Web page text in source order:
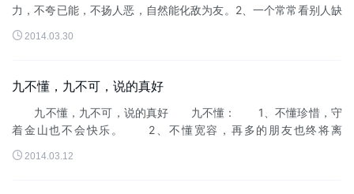
力，不夸已能，不扬人恶，自然能化敌为友。2、一个常常看别人缺
点的人，自己本身就不够好，因为他没有时间检讨他自己。3、是非
天天有，不听自然无，是...
 2014.03.30
九不懂，九不可，说的真好
九不懂，九不可，说的真好 九不懂： 1、不懂珍惜，守
着金山也不会快乐。 2、不懂宽容，再多的朋友也终将离
去。 3、不懂感恩，再优秀也难以成功。 4、不懂行动，再
聪明也难以圆梦。 5、不...
 2014.03.12